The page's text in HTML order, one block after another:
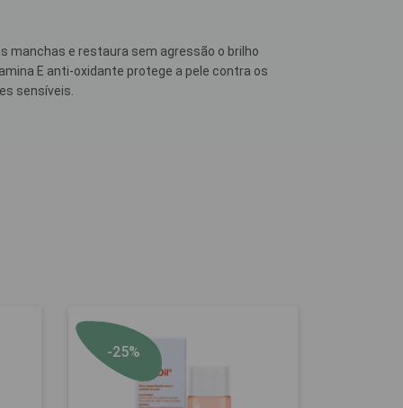
manchas e restaura sem agressão o brilho
E anti-oxidante protege a pele contra os
sensíveis.
-25%